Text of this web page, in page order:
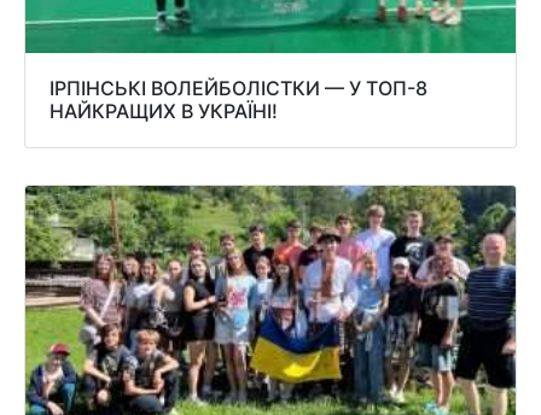
ІРПІНСЬКІ ВОЛЕЙБОЛІСТКИ — У ТОП-8
НАЙКРАЩИХ В УКРАЇНІ!